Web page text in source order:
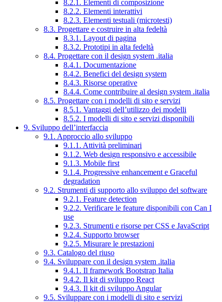
8.2.1. Elementi di composizione
8.2.2. Elementi interattivi
8.2.3. Elementi testuali (microtesti)
8.3. Progettare e costruire in alta fedeltà
8.3.1. Layout di pagina
8.3.2. Prototipi in alta fedeltà
8.4. Progettare con il design system .italia
8.4.1. Documentazione
8.4.2. Benefici del design system
8.4.3. Risorse operative
8.4.4. Come contribuire al design system .italia
8.5. Progettare con i modelli di sito e servizi
8.5.1. Vantaggi dell’utilizzo dei modelli
8.5.2. I modelli di sito e servizi disponibili
9. Sviluppo dell’interfaccia
9.1. Approccio allo sviluppo
9.1.1. Attività preliminari
9.1.2. Web design responsivo e accessibile
9.1.3. Mobile first
9.1.4. Progressive enhancement e Graceful
degradation
9.2. Strumenti di supporto allo sviluppo del software
9.2.1. Feature detection
9.2.2. Verificare le feature disponibili con Can I
use
9.2.3. Strumenti e risorse per CSS e JavaScript
9.2.4. Supporto browser
9.2.5. Misurare le prestazioni
9.3. Catalogo del riuso
9.4. Sviluppare con il design system .italia
9.4.1. Il framework Bootstrap Italia
9.4.2. Il kit di sviluppo React
9.4.3. Il kit di sviluppo Angular
9.5. Sviluppare con i modelli di sito e servizi